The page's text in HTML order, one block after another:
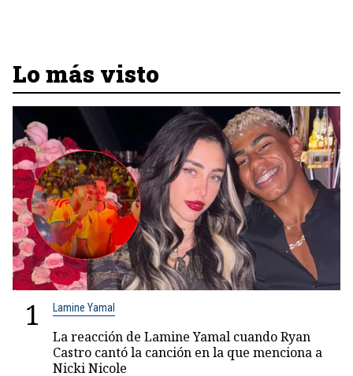
Lo más visto
1 Lamine Yamal
La reacción de Lamine Yamal cuando Ryan
Castro cantó la canción en la que menciona a
Nicki Nicole